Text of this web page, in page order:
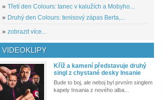
» Třetí den Colours: tanec v kalužích a Mobyho...
» Druhý den Colours: tenisový zápas Berta,...
» zobrazit více...
VIDEOKLIPY
Kříž a kamení představuje druhý
singl z chystané desky Insanie
Bude to boj, ale neboj byl prvním singlem
kapely Insania z nového alba...